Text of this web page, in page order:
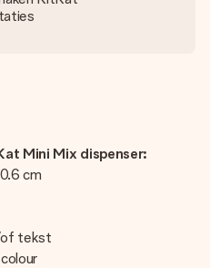
Mini Mix dispenser:
cm
of tekst